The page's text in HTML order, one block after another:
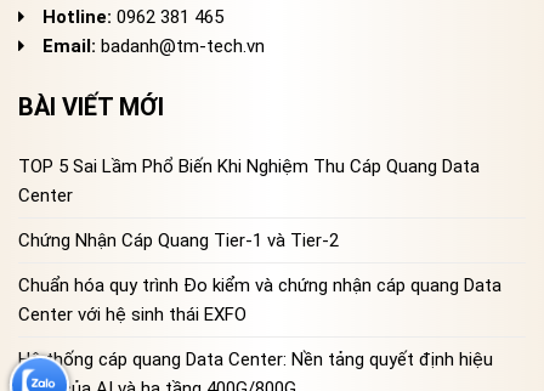
Hotline: 0962 381 465
Email: badanh@tm-tech.vn
BÀI VIẾT MỚI
TOP 5 Sai Lầm Phổ Biến Khi Nghiệm Thu Cáp Quang Data
Center
Chứng Nhận Cáp Quang Tier-1 và Tier-2
Chuẩn hóa quy trình Đo kiểm và chứng nhận cáp quang Data
Center với hệ sinh thái EXFO
Hệ thống cáp quang Data Center: Nền tảng quyết định hiệu